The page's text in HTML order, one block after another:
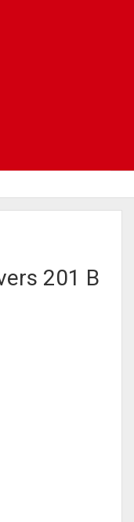
201 B